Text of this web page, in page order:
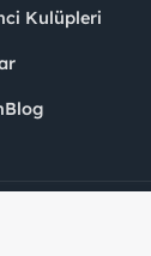
Kulüpleri